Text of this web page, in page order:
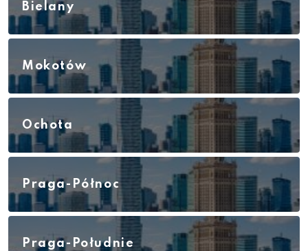
Bielany
Mokotów
Ochota
Praga-Północ
Praga-Południe